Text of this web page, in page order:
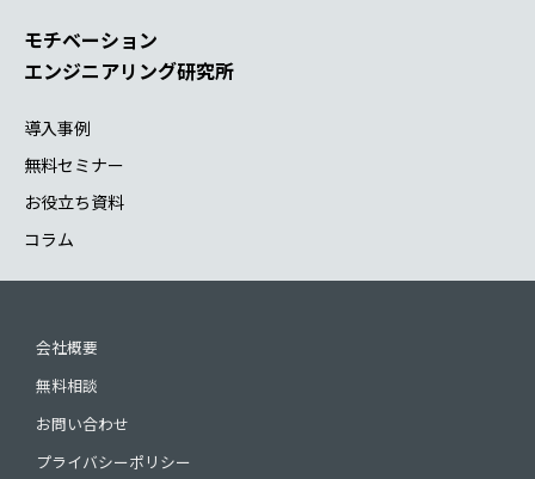
モチベーション
エンジニアリング研究所
導入事例
無料セミナー
お役立ち資料
コラム
会社概要
無料相談
お問い合わせ
プライバシーポリシー